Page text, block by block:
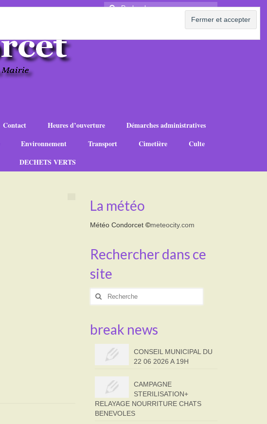
Rechercher
Contact Heures d’ouverture
Démarches administratives
Environnement Transport Cimetière
Culte
DECHETS VERTS
La météo
Météo Condorcet©meteocity.com
Rechercher dans ce
site
Rechercher
break news
CONSEIL MUNICIPAL DU
22 06 2026 A 19H
CAMPAGNE
STERILISATION+
RELAYAGE NOURRITURE CHATS
BENEVOLES